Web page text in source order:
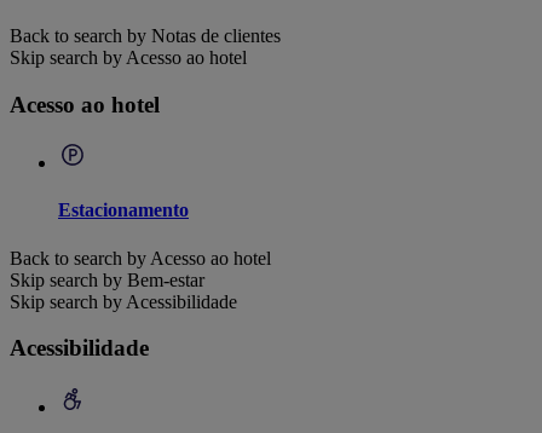
Back to search by Notas de clientes
Skip search by Acesso ao hotel
Acesso ao hotel
Estacionamento
Back to search by Acesso ao hotel
Skip search by Bem-estar
Skip search by Acessibilidade
Acessibilidade